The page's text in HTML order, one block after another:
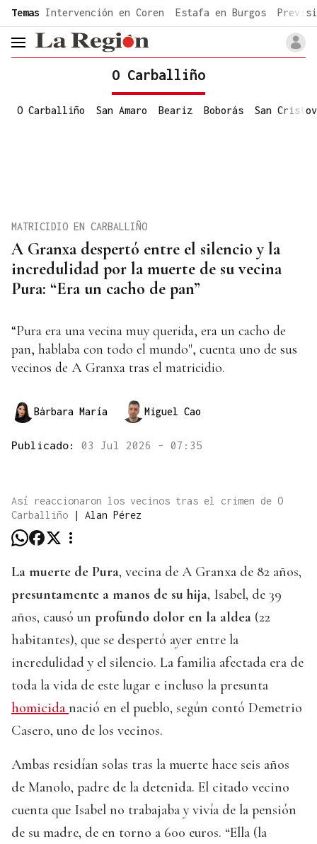
common.go-to-content
Temas Intervención en Coren Estafa en Burgos
header.menu.open
O Carballiño
O Carballiño San Amaro Beariz Boborás San
A Granxa despertó entre el silencio y la
incredulidad por la muerte de su vecina
Pura: “Era un cacho de pan”
MATRICIDIO EN CARBALLIÑO
“Pura era una vecina muy querida, era un cacho de
pan, hablaba con todo el mundo", cuenta uno de sus
vecinos de A Granxa tras el matricidio.
Bárbara María Miguel Cao
Publicado: 03 Jul 2026 - 07:35
Así reaccionaron los vecinos tras el crimen de O
Carballiño
| Alan Pérez
La muerte de Pura, vecina de A Granxa de 82 años,
presuntamente a manos de su hija, Isabel, de 39
años, causó un profundo dolor en la aldea (22
habitantes), que se despertó ayer entre la
incredulidad y el silencio. La familia afectada era de
toda la vida de este lugar e incluso la presunta
homicida nació en el pueblo, según contó Demetrio
Casero, uno de los vecinos.
Ambas residían solas tras la muerte hace seis años
de Manolo, padre de la detenida. El citado vecino
cuenta que Isabel no trabajaba y vivía de la pensión
de su madre, de en torno a 600 euros. “Ella (la